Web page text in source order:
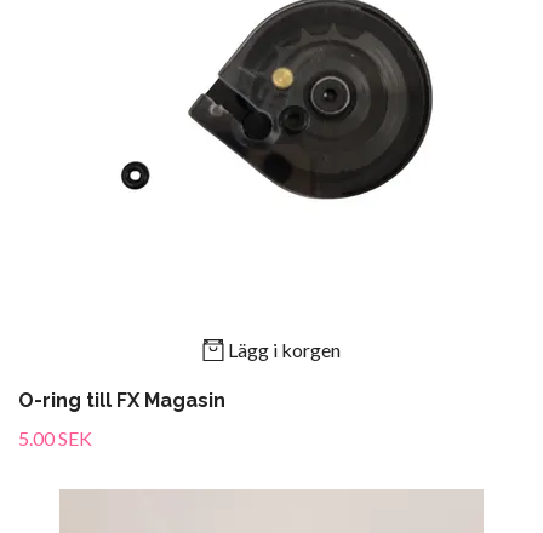
Lägg i korgen
O-ring till FX Magasin
5.00 SEK